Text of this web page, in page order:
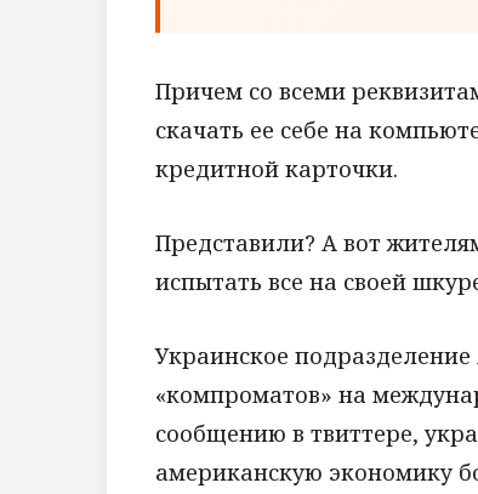
Причем со всеми
скачать ее себе на
кредитной карточки.
Представили? А вот
испытать все на своей
Украинское
«компроматов» на
сообщению в твиттере,
американскую экономику